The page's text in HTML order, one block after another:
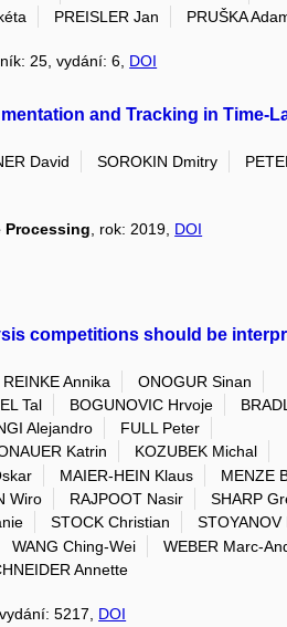
PREISLER Jan PRUŠKA
25, vydání: 6, DOI
and Tracking in Time-
David SOROKIN Dmitry
Processing , rok: 2019, DOI
competitions should be
REINKE Annika
ONOGUR Sinan
Tal
BOGUNOVIC Hrvoje
Alejandro
FULL Peter
Katrin
KOZUBEK Michal
MAIER-HEIN Klaus
MENZE
Wiro
RAJPOOT Nasir
SHARP
STOCK Christian
STOYANOV
WANG Ching-Wei
WEBER Marc-
Annette
5217, DOI